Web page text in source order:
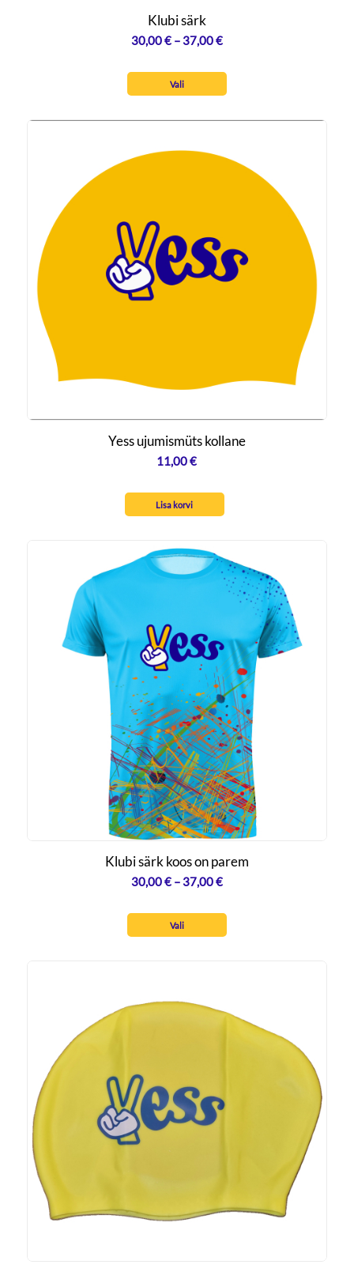
Klubi särk
30,00€ – 37,00€Hinnavahemik:
kuni
37,00 €
Vali
Yess ujumismüts kollane
11,00€
Lisa korvi
Klubi särk koos on parem
30,00€ – 37,00€Hinnavahemik:
kuni
37,00 €
Vali